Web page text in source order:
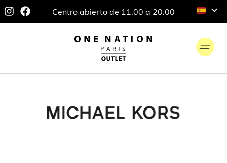
Centro abierto de 11:00 a 20:00